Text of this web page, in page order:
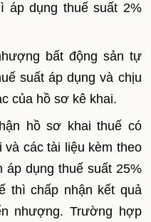
áp dụng thuế suất 2%
bất động sản tự
suất áp dụng và chịu
của hồ sơ kê khai.
hồ sơ khai thuế có
các tài liệu kèm theo
áp dụng thuế suất 25%
thì chấp nhận kết quả
nhượng. Trường hợp